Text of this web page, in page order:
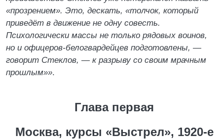
«прозрением». Это, дескать, «толчок, который
приведёт в движение не одну совесть.
Психологически массы не только рядовых воинов,
но и офицеров-белогвардейцев подготовлены, —
говорит Стеклов, — к разрыву со своим мрачным
прошлым»».
Глава первая
Москва, курсы «Выстрел», 1920-е